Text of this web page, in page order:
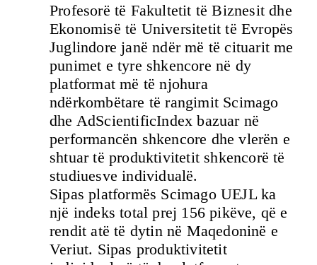
Profesorë të Fakultetit të Biznesit dhe
Ekonomisë të Universitetit të Evropës
Juglindore janë ndër më të cituarit me
punimet e tyre shkencore në dy
platformat më të njohura
ndërkombëtare të rangimit Scimago
dhe AdScientificIndex bazuar në
performancën shkencore dhe vlerën e
shtuar të produktivitetit shkencorë të
studiuesve individualë.
Sipas platformës Scimago UEJL ka
një indeks total prej 156 pikëve, që e
rendit atë të dytin në Maqedoninë e
Veriut. Sipas produktivitetit